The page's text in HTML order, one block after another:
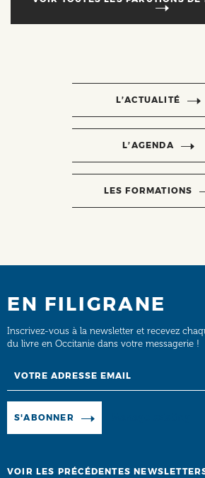
L’ACTUALITÉ
L’AGENDA
LES FORMATIONS
EN FILIGRANE
Inscrivez-vous à la newsletter et recevez
du livre en Occitanie dans votre messagerie !
S'ABONNER
VOIR LES PRÉCÉDENTES